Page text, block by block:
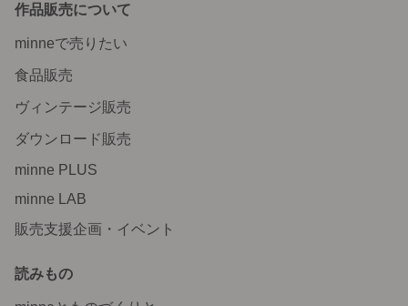
作品販売について
minneで売りたい
食品販売
ヴィンテージ販売
ダウンロード販売
minne PLUS
minne LAB
販売支援企画・イベント
読みもの